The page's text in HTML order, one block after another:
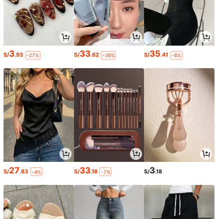
S/3.93 -27% S/33.62 -39% S/35.41 -8%
S/27.83 -4% S/33.18 -7% S/3.18